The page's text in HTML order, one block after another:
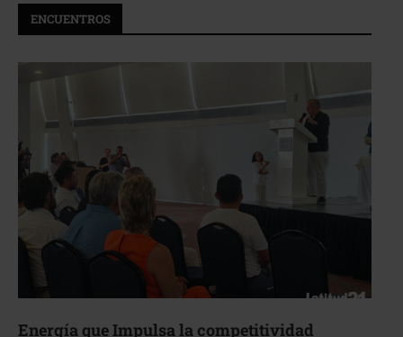
ENCUENTROS
Energía que Impulsa la competitividad